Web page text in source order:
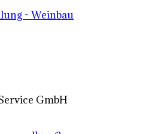
- Weinbau
GmbH